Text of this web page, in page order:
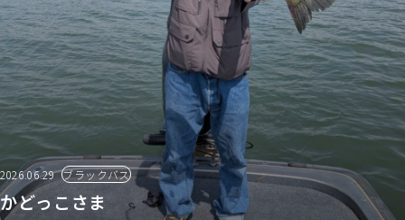
2026.06.29 ブラックバス
かどっこさま